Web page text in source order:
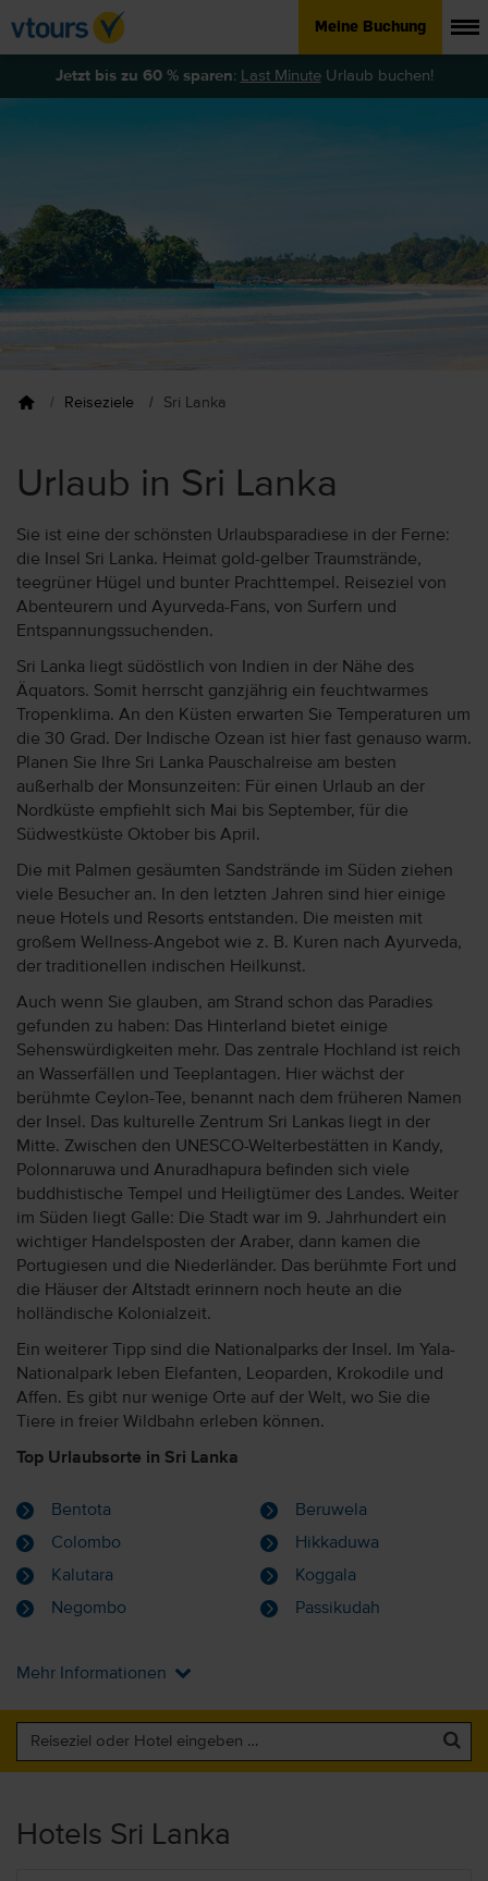
Meine Buchung
Jetzt bis zu 60 % sparen: Last MinuteUrlaub buchen!
Reiseziele Sri Lanka
Urlaub in Sri Lanka
Sie ist eine der schönsten Urlaubsparadiese in der Ferne:
die Insel Sri Lanka. Heimat gold-gelber Traumstrände,
teegrüner Hügel und bunter Prachttempel. Reiseziel von
Abenteurern und Ayurveda-Fans, von Surfern und
Entspannungssuchenden.
Sri Lanka liegt südöstlich von Indien in der Nähe des
Äquators. Somit herrscht ganzjährig ein feuchtwarmes
Tropenklima. An den Küsten erwarten Sie Temperaturen um
die 30 Grad. Der Indische Ozean ist hier fast genauso warm.
Planen Sie Ihre Sri Lanka Pauschalreise am besten
außerhalb der Monsunzeiten: Für einen Urlaub an der
Nordküste empfiehlt sich Mai bis September, für die
Südwestküste Oktober bis April.
Die mit Palmen gesäumten Sandstrände im Süden ziehen
viele Besucher an. In den letzten Jahren sind hier einige
neue Hotels und Resorts entstanden. Die meisten mit
großem Wellness-Angebot wie z. B. Kuren nach Ayurveda,
der traditionellen indischen Heilkunst.
Auch wenn Sie glauben, am Strand schon das Paradies
gefunden zu haben: Das Hinterland bietet einige
Sehenswürdigkeiten mehr. Das zentrale Hochland ist reich
an Wasserfällen und Teeplantagen. Hier wächst der
berühmte Ceylon-Tee, benannt nach dem früheren Namen
der Insel. Das kulturelle Zentrum Sri Lankas liegt in der
Mitte. Zwischen den UNESCO-Welterbestätten in Kandy,
Polonnaruwa und Anuradhapura befinden sich viele
buddhistische Tempel und Heiligtümer des Landes. Weiter
im Süden liegt Galle: Die Stadt war im 9. Jahrhundert ein
wichtiger Handelsposten der Araber, dann kamen die
Portugiesen und die Niederländer. Das berühmte Fort und
die Häuser der Altstadt erinnern noch heute an die
holländische Kolonialzeit.
Ein weiterer Tipp sind die Nationalparks der Insel. Im Yala-
Nationalpark leben Elefanten, Leoparden, Krokodile und
Affen. Es gibt nur wenige Orte auf der Welt, wo Sie die
Tiere in freier Wildbahn erleben können.
Top Urlaubsorte in Sri Lanka
Bentota
Beruwela
Colombo
Hikkaduwa
Kalutara
Koggala
Negombo
Passikudah
Mehr Informationen
Hotels Sri Lanka